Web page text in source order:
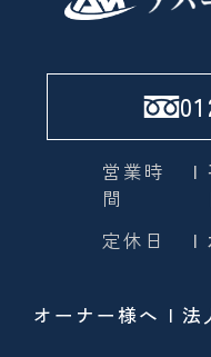
営業時
間
|
定休日
|
オーナー様へ 法